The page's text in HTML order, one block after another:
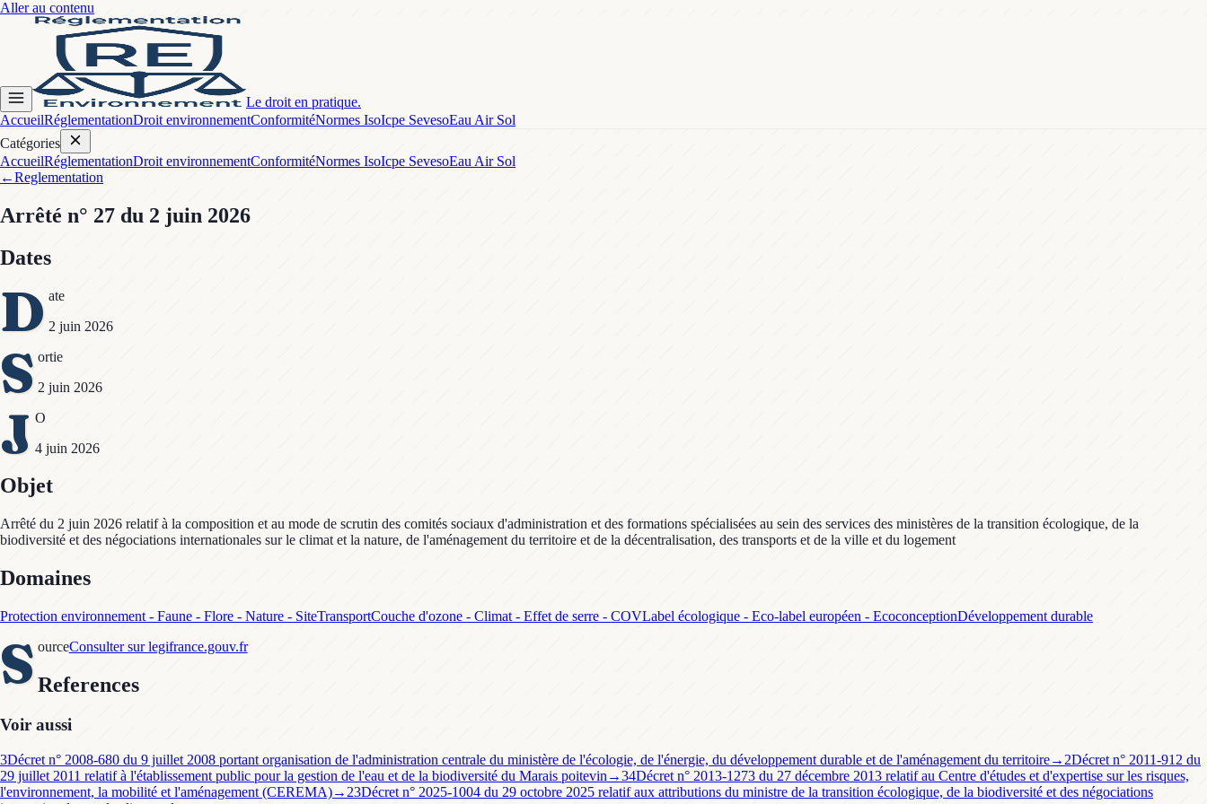
Aller au contenu
Le droit en pratique.
AccueilRéglementationDroit environnementConformitéNormes IsoIcpe SevesoEau Air Sol
Catégories
AccueilRéglementationDroit environnementConformitéNormes IsoIcpe SevesoEau Air Sol
←Reglementation
Arrêté n° 27 du 2 juin 2026
Dates
D ate
2 juin 2026
S ortie
2 juin 2026
J O
4 juin 2026
Objet
Arrêté du 2 juin 2026 relatif à la composition et au mode de scrutin des comités sociaux d'administration et des formations spécialisées au sein des services des ministères de la transition écologique, de la
biodiversité et des négociations internationales sur le climat et la nature, de l'aménagement du territoire et de la décentralisation, des transports et de la ville et du logement
Domaines
Protection environnement - Faune - Flore - Nature - SiteTransportCouche d'ozone - Climat - Effet de serre - COVLabel écologique - Eco-label européen - EcoconceptionDéveloppement durable
S ourceConsulter sur legifrance.gouv.fr
References
Voir aussi
3Décret n° 2008-680 du 9 juillet 2008 portant organisation de l'administration centrale du ministère de l'écologie, de l'énergie, du développement durable et de l'aménagement du territoire→ 2Décret n° 2011-912 du
29 juillet 2011 relatif à l'établissement public pour la gestion de l'eau et de la biodiversité du Marais poitevin →34Décret n° 2013-1273 du 27 décembre 2013 relatif au Centre d'études et d'expertise sur les risques,
l'environnement, la mobilité et l'aménagement (CEREMA)→ 23Décret n° 2025-1004 du 29 octobre 2025 relatif aux attributions du ministre de la transition écologique, de la biodiversité et des négociations